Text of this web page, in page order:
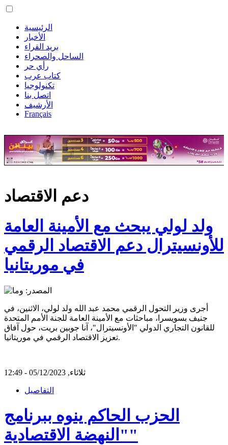
الرئيسية
الأخبار
بريد القراء
الساحل والصحراء
رأي حر
كتاب عرب
تكنولوجيا
اتصل بنا
الأرشيف
Français
دعم الاقتصاد
ولد لولي يبحث مع الأمينة العامة
للأونسيترال دعم الاقتصاد الرقمي
في موريتانيا
أجرى وزير التحول الرقمي محمد عبد الله ولد لولي، الاثنين، في
جنيف بسويسرا، مباحثات مع الأمينة العامة للجنة الأمم المتحدة
للقانون التجاري الدولي "الأونسيترال"، آنا جوبين بريت، حول آفاق
تعزيز الاقتصاد الرقمي في موريتانيا.
ثلاثاء, 05/12/2023 - 12:49
التفاصيل
الحزب الحاكم ينوه ببرنامج
"النهضة الاقتصادية"